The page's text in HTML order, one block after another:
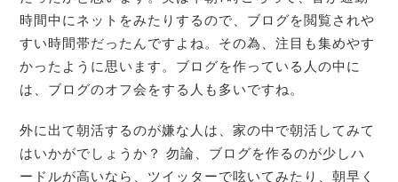
時間中にネットをみたりするので、ブログを閲覧されや
すい時間帯だったんですよね。その為、注目も集めやす
かったように思います。ブログを作っている人の中に
は、ブログのオフ会をする人も多いですね。
外に出て朝活するのが嫌な人は、家の中で朝活してみて
はいかがでしょうか？ 勿論、ブログを作るのが少しハ
ードルが高いなら、ツイッターで呟いてみたり、朝早く